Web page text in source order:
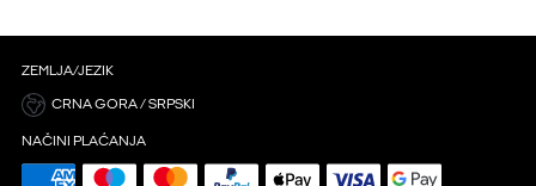
ZEMLJA/JEZIK
CRNA GORA / SRPSKI
NAČINI PLAĆANJA